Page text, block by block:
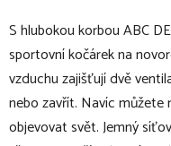
S hlubokou korbou ABC
sportovní kočárek na
vzduchu zajišťují dvě
nebo zavřít. Navíc
objevovat svět. Jemný